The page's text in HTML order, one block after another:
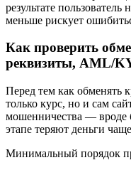
результате
меньше рискует
Как проверить
реквизиты, AML/
Перед тем как обменять
только курс, но и сам
мошенничества — вроде
этапе теряют деньги
Минимальный порядок